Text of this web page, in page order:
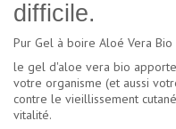
difficile.
Pur Gel à boire Aloé Vera
le gel d'aloe vera bio
votre organisme (et aussi
contre le vieillissement
vitalité.